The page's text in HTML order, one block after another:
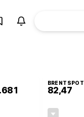
BRENTSPOT
82,47